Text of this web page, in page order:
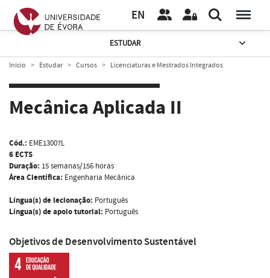
EN
ESTUDAR
Início Estudar Cursos Licenciaturas e Mestrados Integrados
Mecânica Aplicada II
Cód.: EME13007L
6 ECTS
Duração: 15 semanas/156 horas
Área Científica: Engenharia Mecânica
Língua(s) de lecionação: Português
Língua(s) de apoio tutorial: Português
Objetivos de Desenvolvimento Sustentável